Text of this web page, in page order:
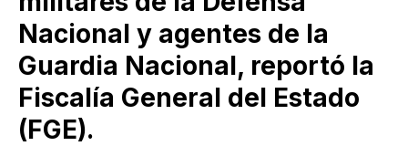
Nacional y agentes de la
Guardia Nacional, reportó la
Fiscalía General del Estado
(FGE).